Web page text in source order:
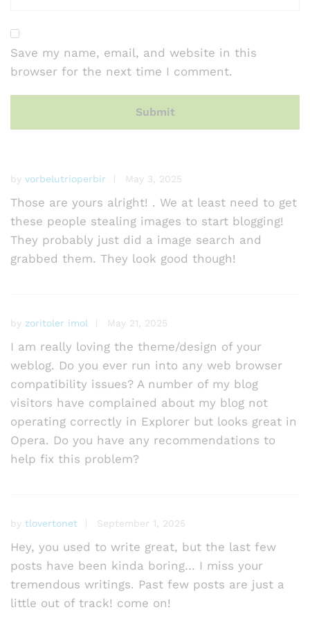
ti
n
s
Save my name, email, and website in this
browser for the next time I comment.
by vorbelutrioperbir May 3, 2025
Those are yours alright! . We at least need to get
these people stealing images to start blogging!
They probably just did a image search and
grabbed them. They look good though!
by zoritoler imol May 21, 2025
I am really loving the theme/design of your
weblog. Do you ever run into any web browser
compatibility issues? A number of my blog
visitors have complained about my blog not
operating correctly in Explorer but looks great in
Opera. Do you have any recommendations to
help fix this problem?
by tlovertonet September 1, 2025
Hey, you used to write great, but the last few
posts have been kinda boring… I miss your
tremendous writings. Past few posts are just a
little out of track! come on!